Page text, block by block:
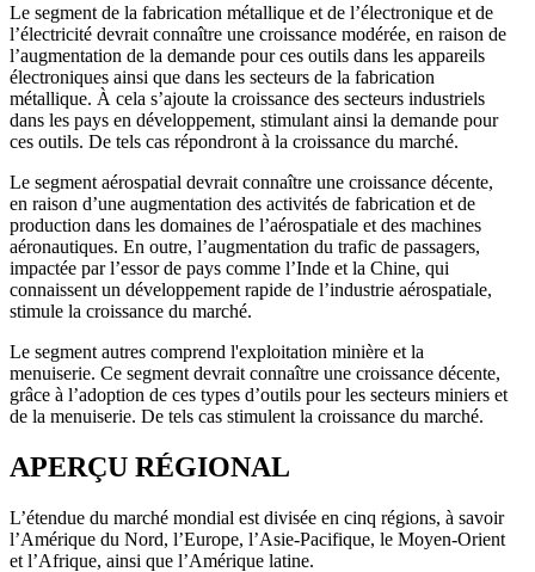
Le segment de la fabrication métallique et de l’électronique et de
l’électricité devrait connaître une croissance modérée, en raison de
l’augmentation de la demande pour ces outils dans les appareils
électroniques ainsi que dans les secteurs de la fabrication
métallique. À cela s’ajoute la croissance des secteurs industriels
dans les pays en développement, stimulant ainsi la demande pour
ces outils. De tels cas répondront à la croissance du marché.
Le segment aérospatial devrait connaître une croissance décente,
en raison d’une augmentation des activités de fabrication et de
production dans les domaines de l’aérospatiale et des machines
aéronautiques. En outre, l’augmentation du trafic de passagers,
impactée par l’essor de pays comme l’Inde et la Chine, qui
connaissent un développement rapide de l’industrie aérospatiale,
stimule la croissance du marché.
Le segment autres comprend l'exploitation minière et la
menuiserie. Ce segment devrait connaître une croissance décente,
grâce à l’adoption de ces types d’outils pour les secteurs miniers et
de la menuiserie. De tels cas stimulent la croissance du marché.
APERÇU RÉGIONAL
L’étendue du marché mondial est divisée en cinq régions, à savoir
l’Amérique du Nord, l’Europe, l’Asie-Pacifique, le Moyen-Orient
et l’Afrique, ainsi que l’Amérique latine.